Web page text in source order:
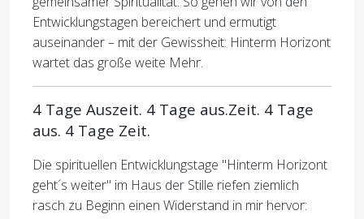
Entwicklungstagen bereichert und ermutigt
auseinander – mit der Gewissheit: Hinterm Horizont
wartet das große weite Mehr.
4 Tage Auszeit. 4 Tage aus.Zeit. 4 Tage
aus. 4 Tage Zeit.
Die spirituellen Entwicklungstage "Hinterm Horizont
geht´s weiter" im Haus der Stille riefen ziemlich
rasch zu Beginn einen Widerstand in mir hervor: